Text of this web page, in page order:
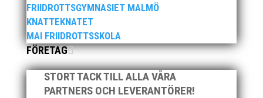
FRIIDROTTSGYMNASIET MALMÖ
KNATTEKNATET
MAI FRIIDROTTSSKOLA
FÖRETAG
STORT TACK TILL ALLA VÅRA
PARTNERS OCH LEVERANTÖRER!
I sommar anordnas vår uppskattade friidrottsskola
för barn födda 2012-2018. Varje vecka är fylld av
friidrott, lek och gemenskap. Självklart ingår t-shirt,